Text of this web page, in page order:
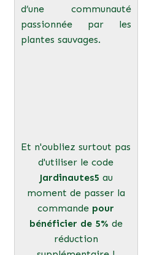
d’une communauté
passionnée par les
plantes sauvages.
Et n'oubliez surtout pas
d'utiliser le code
Jardinautes5 au
moment de passer la
commande pour
bénéficier de 5% de
réduction